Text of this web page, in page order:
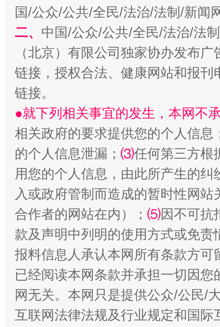
揭开“小金库”的免责幌子
受贿1.44亿！段成刚被判无期 从幼
全民健身五年计划来了！等你上场
国/公众/公共/全民/法治/法制/新闻
二、 中国/公众/公共/全民/法治/法
（北京）有限公司独家协办发布
链接，授权合法、健康网站和报
链接。
●就下列相关事宜的发生，本网不
相关政府的要求提供您的个人信息
的个人信息泄漏； ⑶任何第三方根
用您的个人信息，由此所产生的纠
入或政府管制而造成的暂时性网
合作者的网站在内）； ⑸因不可抗
款及声明中列明的使用方式或免责
报料信息人承认本网所有条款方
已经阅读本网条款并承担一切因
网无关。本网只是提供公众/公民/
互联网法律法规及行业规定和国